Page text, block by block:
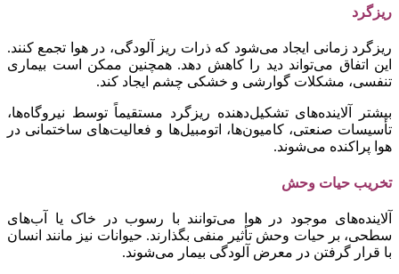
ریزگرد
ریزگرد زمانی ایجاد می‌شود که ذرات ریز آلودگی، در هوا تجمع کنند.
این اتفاق می‌تواند دید را کاهش دهد. همچنین ممکن است بیماری
تنفسی، مشکلات گوارشی و خشکی چشم ایجاد کند.
بیشتر آلاینده‌های تشکیل‌دهنده ریزگرد مستقیماً توسط نیروگاه‌ها،
تأسیسات صنعتی، کامیون‌ها، اتومبیل‌ها و فعالیت‌های ساختمانی در
هوا پراکنده می‌شوند.
تخریب حیات وحش
آلاینده‌های موجود در هوا می‌توانند با رسوب در خاک یا آب‌های
سطحی، بر حیات وحش تأثیر منفی بگذارند. حیوانات نیز مانند انسان
با قرار گرفتن در معرض آلودگی بیمار می‌شوند.